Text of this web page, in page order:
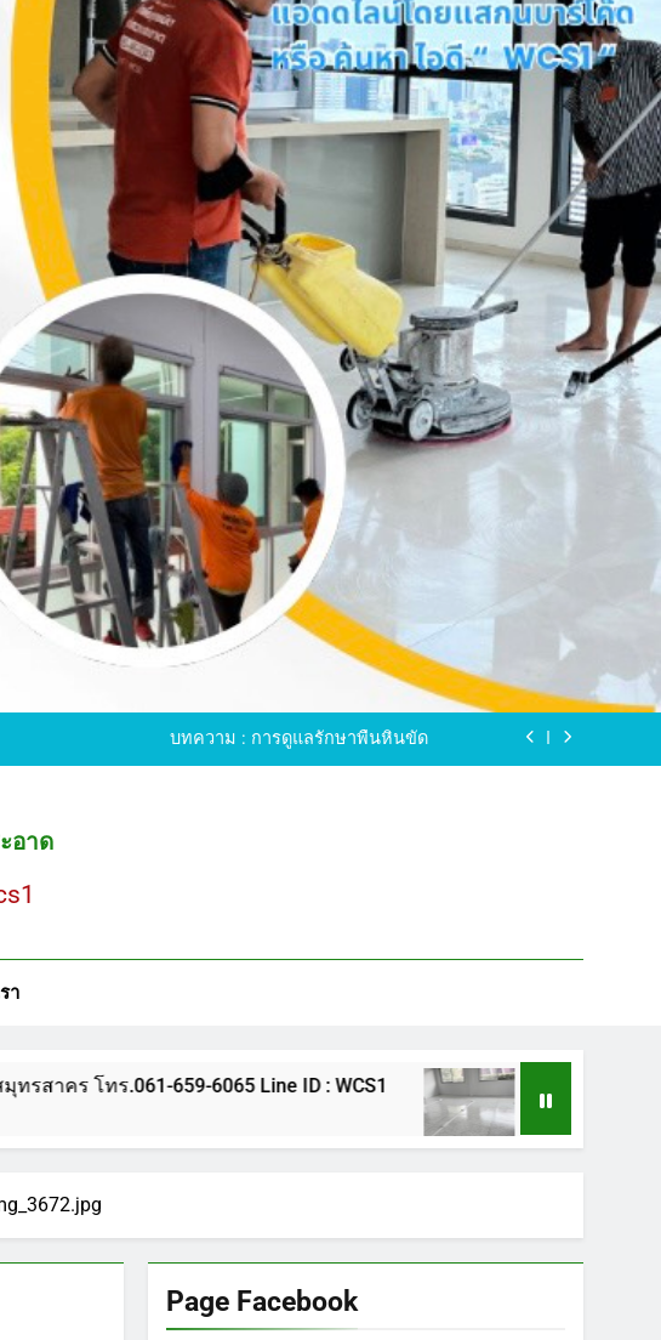
ขัดพื้นหินขัด อบต.แหลมบัวนครปฐม
ขัดพื้นหินอ่อน โทร.0616596065 ไลน์ WCS1
บทความ : การดูแลรักษาพื้นหินขัด
หินขัด สมุทรสาคร โทร.061-659-6065 Line ID : WCS1
อาด
า
659-6065 Line ID : WCS1 ขัดพื้นหินขัด อบต.แหลมบัวน
1 ปี Ago
Page Facebook